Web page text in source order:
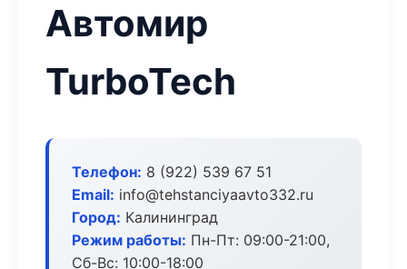
Автомир
TurboTech
Телефон: 8 (922) 539 67 51
Email: info@tehstanciyaavto332.ru
Город: Калининград
Режим работы: Пн-Пт: 09:00-21:00,
Сб-Вс: 10:00-18:00